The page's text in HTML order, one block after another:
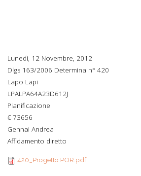
Lunedì, 12 Novembre, 2012
Dlgs 163/2006 Determina n° 420
Lapo Lapi
LPALPA64A23D612J
Pianificazione
€ 73656
Gennai Andrea
Affidamento diretto
420_Progetto POR.pdf